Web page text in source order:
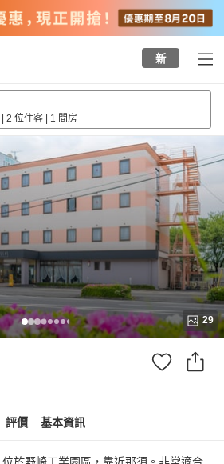
新
| 2 位住客 | 1 間房
29
評價 基本資訊
於野崎工業園區，靠近那須。非常適合